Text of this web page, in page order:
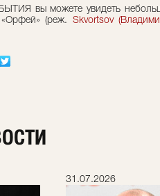
вы можете увидеть
«Орфей» (реж. Skvortsov
31.07.2026